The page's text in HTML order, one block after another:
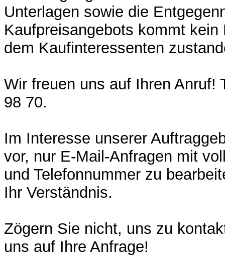
Unterlagen sowie die
Kaufpreisangebots kommt
dem Kaufinteressenten
Wir freuen uns auf Ihren Anruf!
98 70.
Im Interesse unserer
vor, nur E-Mail-Anfragen mit
und Telefonnummer zu
Ihr Verständnis.
Zögern Sie nicht, uns zu
uns auf Ihre Anfrage!